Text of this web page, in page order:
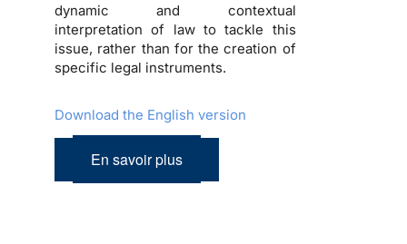
dynamic and contextual
interpretation of law to tackle this
issue, rather than for the creation of
specific legal instruments.
Download the English version
En savoir plus